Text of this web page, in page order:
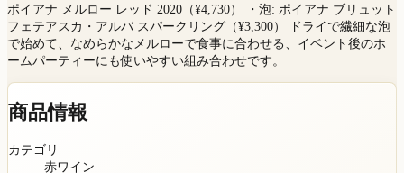
ポイアナ メルロー レッド 2020（¥4,730） ・泡: ポイアナ ブリュット
フェテアスカ・アルバ スパークリング（¥3,300） ドライで繊細な泡
で始めて、なめらかなメルローで食事に合わせる、イベント後のホ
ームパーティーにも使いやすい組み合わせです。
商品情報
カテゴリ
赤ワイン